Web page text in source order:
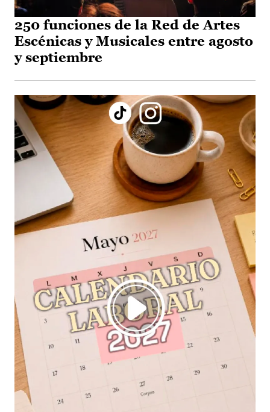
250 funciones de la Red de Artes
Escénicas y Musicales entre agosto
y septiembre